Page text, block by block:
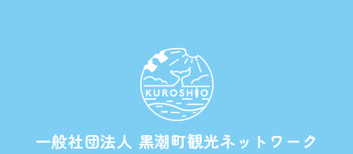
一般社団法人 黒潮町観光ネットワーク